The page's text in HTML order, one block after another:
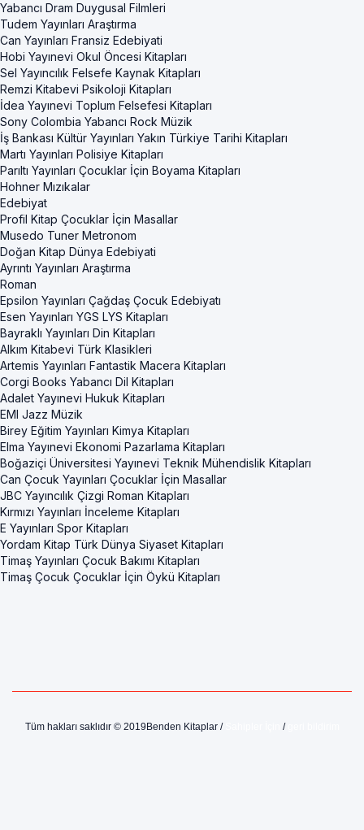
Yabancı Dram Duygusal Filmleri
Tudem Yayınları Araştırma
Can Yayınları Fransiz Edebiyati
Hobi Yayınevi Okul Öncesi Kitapları
Sel Yayıncılık Felsefe Kaynak Kitapları
Remzi Kitabevi Psikoloji Kitapları
İdea Yayınevi Toplum Felsefesi Kitapları
Sony Colombia Yabancı Rock Müzik
İş Bankası Kültür Yayınları Yakın Türkiye Tarihi Kitapları
Martı Yayınları Polisiye Kitapları
Parıltı Yayınları Çocuklar İçin Boyama Kitapları
Hohner Mızıkalar
Edebiyat
Profil Kitap Çocuklar İçin Masallar
Musedo Tuner Metronom
Doğan Kitap Dünya Edebiyati
Ayrıntı Yayınları Araştırma
Roman
Epsilon Yayınları Çağdaş Çocuk Edebiyatı
Esen Yayınları YGS LYS Kitapları
Bayraklı Yayınları Din Kitapları
Alkım Kitabevi Türk Klasikleri
Artemis Yayınları Fantastik Macera Kitapları
Corgi Books Yabancı Dil Kitapları
Adalet Yayınevi Hukuk Kitapları
EMI Jazz Müzik
Birey Eğitim Yayınları Kimya Kitapları
Elma Yayınevi Ekonomi Pazarlama Kitapları
Boğaziçi Üniversitesi Yayınevi Teknik Mühendislik Kitapları
Can Çocuk Yayınları Çocuklar İçin Masallar
JBC Yayıncılık Çizgi Roman Kitapları
Kırmızı Yayınları İnceleme Kitapları
E Yayınları Spor Kitapları
Yordam Kitap Türk Dünya Siyaset Kitapları
Timaş Yayınları Çocuk Bakımı Kitapları
Timaş Çocuk Çocuklar İçin Öykü Kitapları
Tüm hakları saklıdır © 2019Benden Kitaplar / /